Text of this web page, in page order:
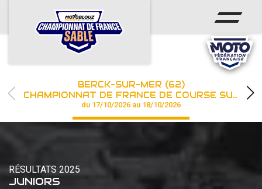
ACCUEIL
ACTUS
CHAMPIONNAT
RÉSULTATS
PARTENAIRES
BERCK-SUR-MER (62)
CHAMPIONNAT DE FRANCE DE COURSE SUR SABLE
du 17/10/2026 au 18/10/2026
RÉSULTATS 2025
JUNIORS